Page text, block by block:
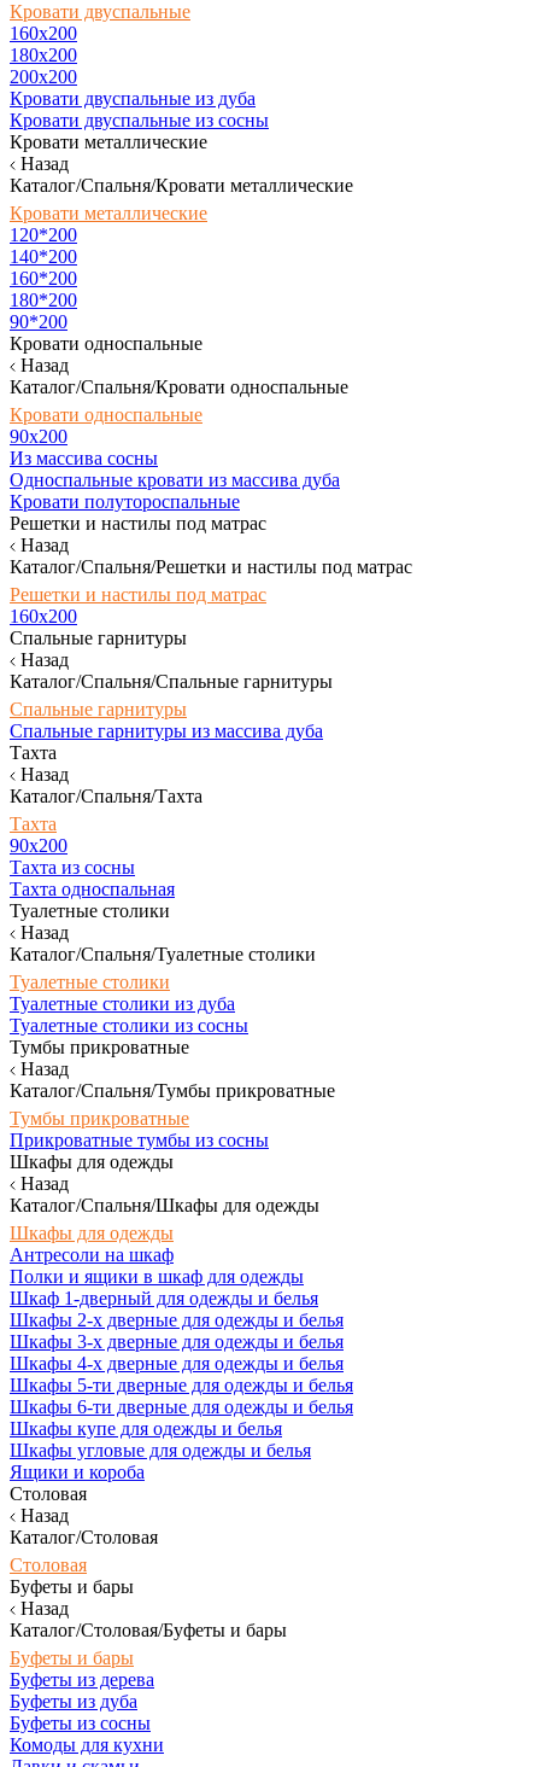
Кровати двуспальные
160х200
180x200
200x200
Кровати двуспальные из дуба
Кровати двуспальные из сосны
Кровати металлические
Назад
Каталог/Спальня/Кровати металлические
Кровати металлические
120*200
140*200
160*200
180*200
90*200
Кровати односпальные
Назад
Каталог/Спальня/Кровати односпальные
Кровати односпальные
90х200
Из массива сосны
Односпальные кровати из массива дуба
Кровати полутороспальные
Решетки и настилы под матрас
Назад
Каталог/Спальня/Решетки и настилы под матрас
Решетки и настилы под матрас
160х200
Спальные гарнитуры
Назад
Каталог/Спальня/Спальные гарнитуры
Спальные гарнитуры
Спальные гарнитуры из массива дуба
Тахта
Назад
Каталог/Спальня/Тахта
Тахта
90х200
Тахта из сосны
Тахта односпальная
Туалетные столики
Назад
Каталог/Спальня/Туалетные столики
Туалетные столики
Туалетные столики из дуба
Туалетные столики из сосны
Тумбы прикроватные
Назад
Каталог/Спальня/Тумбы прикроватные
Тумбы прикроватные
Прикроватные тумбы из сосны
Шкафы для одежды
Назад
Каталог/Спальня/Шкафы для одежды
Шкафы для одежды
Антресоли на шкаф
Полки и ящики в шкаф для одежды
Шкаф 1-дверный для одежды и белья
Шкафы 2-х дверные для одежды и белья
Шкафы 3-х дверные для одежды и белья
Шкафы 4-х дверные для одежды и белья
Шкафы 5-ти дверные для одежды и белья
Шкафы 6-ти дверные для одежды и белья
Шкафы купе для одежды и белья
Шкафы угловые для одежды и белья
Ящики и короба
Столовая
Назад
Каталог/Столовая
Столовая
Буфеты и бары
Назад
Каталог/Столовая/Буфеты и бары
Буфеты и бары
Буфеты из дерева
Буфеты из дуба
Буфеты из сосны
Комоды для кухни